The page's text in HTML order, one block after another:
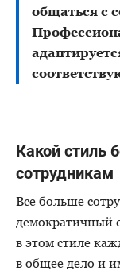
общаться с
Какой стиль
сотрудникам
Все больше
демократичный
в этом стиле
в общее дело и